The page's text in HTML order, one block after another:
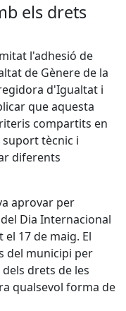
els drets
l'adhesió de
de Gènere de la
d'Igualtat i
que aquesta
compartits en
tècnic i
diferents
aprovar per
Dia Internacional
17 de maig. El
del municipi per
drets de les
qualsevol forma de